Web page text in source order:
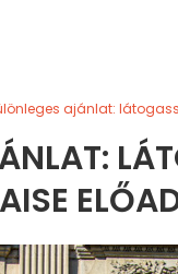
ajánlat: